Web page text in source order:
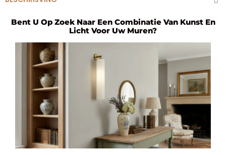
Bent U Op Zoek Naar Een Combinatie Van Kunst En
Licht Voor Uw Muren?